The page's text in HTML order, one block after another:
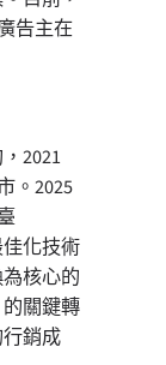
告主在
2021
。2025
化技術
核心的
關鍵轉
銷成